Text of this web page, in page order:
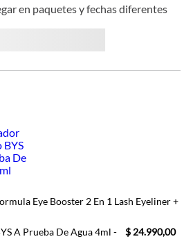
en paquetes y fechas diferentes
Eye Booster 2 En 1 Lash Eyeliner +
A Prueba De Agua 4ml - $ 24.990,00